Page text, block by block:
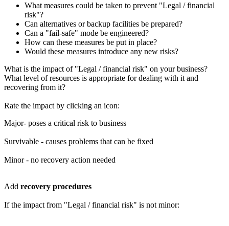
What measures could be taken to prevent "Legal / financial
risk"?
Can alternatives or backup facilities be prepared?
Can a "fail-safe" mode be engineered?
How can these measures be put in place?
Would these measures introduce any new risks?
What is the impact of "Legal / financial risk" on your business?
What level of resources is appropriate for dealing with it and
recovering from it?
Rate the impact by clicking an icon:
Major- poses a critical risk to business
Survivable - causes problems that can be fixed
Minor - no recovery action needed
Add recovery procedures
If the impact from "Legal / financial risk" is not minor: